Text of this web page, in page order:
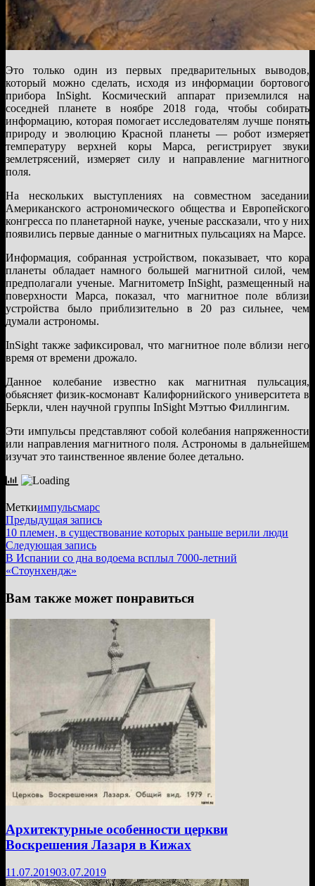
Это только один из первых предварительных выводов,
который можно сделать, исходя из информации бортового
прибора InSight. Космический аппарат приземлился на
соседней планете в ноябре 2018 года, чтобы собирать
информацию, которая помогает исследователям лучше понять
природу и эволюцию Красной планеты — робот измеряет
температуру верхней коры Марса, регистрирует звуки
землетрясений, измеряет силу и направление магнитного
поля.
На нескольких выступлениях на совместном заседании
Американского астрономического общества и Европейского
конгресса по планетарной науке, ученые рассказали, что у них
появились первые данные о магнитных пульсациях на Марсе.
Информация, собранная устройством, показывает, что кора
планеты обладает намного большей магнитной силой, чем
предполагали ученые. Магнитометр InSight, размещенный на
поверхности Марса, показал, что магнитное поле вблизи
устройства было приблизительно в 20 раз сильнее, чем
думали астрономы.
InSight также зафиксировал, что магнитное поле вблизи него
время от времени дрожало.
Данное колебание известно как магнитная пульсация,
обьясняет физик-космонавт Калифорнийского университета в
Беркли, член научной группы InSight Мэттью Филлингим.
Эти импульсы представляют собой колебания напряженности
или направления магнитного поля. Астрономы в дальнейшем
изучат это таинственное явление более детально.
Меткиимпульсмарс
Навигация
по
записям
Предыдущая записьПредыдущая
запись:
10 племен, в существование которых раньше верили люди
Следующая записьСледующая
запись:
В Испании со дна водоема всплыл 7000-летний
«Стоунхендж»
Вам также может понравиться
Архитектурные особенности церкви
Воскрешения Лазаря в Кижах
11.07.201903.07.2019